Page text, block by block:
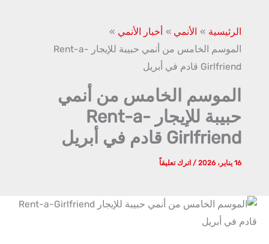
الرئيسية الأنمي
أخبار الأنمي
الموسم الخامس من أنمي حبيبة للإيجار Rent-a-
Girlfriend قادم في أبريل
الموسم الخامس من أنمي
حبيبة للإيجار Rent-a-
Girlfriend قادم في أبريل
16 يناير، 2026 /اترك تعليقاً